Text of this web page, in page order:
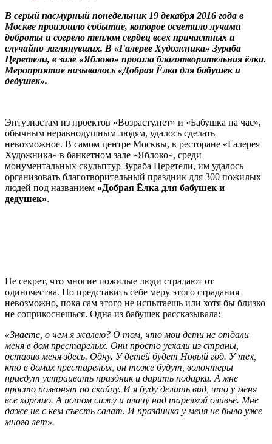
В серый пасмурный понедельник 19 декабря 2016 года в
Москве произошло событие, которое осветило лучами
доброты и согрело теплом сердец всех причастных и
случайно заглянувших. В «Галерее Художника» Зураба
Церетели, в зале «Яблоко» прошла благотворительная ёлка.
Мероприятие называлось «Добрая Ёлка для бабушек и
дедушек».
Энтузиастам из проектов «Возрасту.нет» и «Бабушка на час»,
обычным неравнодушным людям, удалось сделать
невозможное. В самом центре Москвы, в ресторане «Галерея
Художника» в банкетном зале «Яблоко», среди
монументальных скульптур Зураба Церетели, им удалось
организовать благотворительный праздник для 300 пожилых
людей под названием «Добрая Ёлка для бабушек и
дедушек».
Не секрет, что многие пожилые люди страдают от
одиночества. Но представить себе меру этого страдания
невозможно, пока сам этого не испытаешь или хотя бы близко
не соприкоснешься. Одна из бабушек рассказывала:
«Знаете, о чем я жалею? О том, что мои дети не отдали
меня в дом престарелых. Они просто уехали из страны,
оставив меня здесь. Одну. У детей будет Новый год. У тех,
кто в домах престарелых, он тоже будут, волонтеры
приедут устраивать праздник и дарить подарки. А мне
просто позвонят по скайпу. И я буду делать вид, что у меня
все хорошо. А потом сижу и плачу над тарелкой оливье. Мне
даже не с кем съесть салат. И праздника у меня не было уже
много лет».